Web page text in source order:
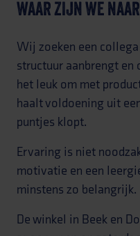
WAAR ZIJN WE
Wij zoeken een
structuur aanbrengt en
het leuk om met
haalt voldoening uit
puntjes klopt.
Ervaring is niet
motivatie en een
minstens zo belangrijk.
De winkel in Beek en